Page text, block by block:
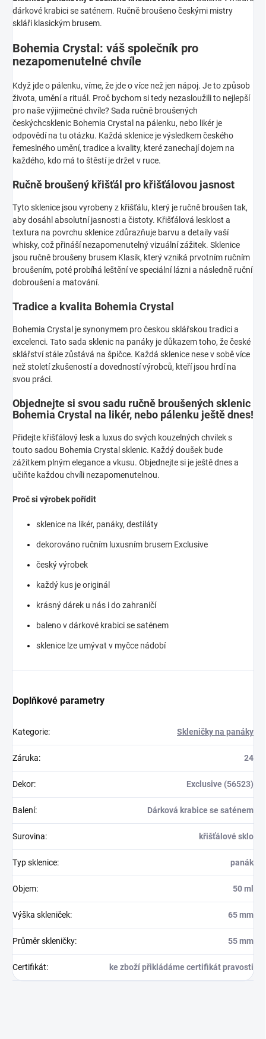
dárkové krabici se saténem. Ručně broušeno českými mistry
skláři klasickým brusem.
Bohemia Crystal: váš společník pro
nezapomenutelné chvíle
Když jde o pálenku, víme, že jde o více než jen nápoj. Je to způsob
života, umění a rituál. Proč bychom si tedy nezasloužili to nejlepší
pro naše výjimečné chvíle? Sada ručně broušených
českýchcsklenic Bohemia Crystal na pálenku, nebo likér je
odpovědí na tu otázku. Každá sklenice je výsledkem českého
řemeslného umění, tradice a kvality, které zanechají dojem na
každého, kdo má to štěstí je držet v ruce.
Ručně broušený křišťál pro křišťálovou jasnost
Tyto sklenice jsou vyrobeny z křišťálu, který je ručně broušen tak,
aby dosáhl absolutní jasnosti a čistoty. Křišťálová lesklost a
textura na povrchu sklenice zdůrazňuje barvu a detaily vaší
whisky, což přináší nezapomenutelný vizuální zážitek. Sklenice
jsou ručně broušeny brusem Klasik, který vzniká prvotním ručním
broušením, poté probíhá leštění ve speciální lázni a následně ruční
dobroušení a matování.
Tradice a kvalita Bohemia Crystal
Bohemia Crystal je synonymem pro českou sklářskou tradici a
excelenci. Tato sada sklenic na panáky je důkazem toho, že české
sklářství stále zůstává na špičce. Každá sklenice nese v sobě více
než století zkušeností a dovedností výrobců, kteří jsou hrdí na
svou práci.
Objednejte si svou sadu ručně broušených sklenic
Bohemia Crystal na likér, nebo pálenku ještě dnes!
Přidejte křišťálový lesk a luxus do svých kouzelných chvilek s
touto sadou Bohemia Crystal sklenic. Každý doušek bude
zážitkem plným elegance a vkusu. Objednejte si je ještě dnes a
učiňte každou chvíli nezapomenutelnou.
Proč si výrobek pořídit
sklenice na likér, panáky, destiláty
dekorováno ručním luxusním brusem Exclusive
český výrobek
každý kus je originál
krásný dárek u nás i do zahraničí
baleno v dárkové krabici se saténem
sklenice lze umývat v myčce nádobí
Doplňkové parametry
Kategorie: Skleničky na panáky
Záruka: 24
Dekor: Exclusive (56523)
Balení: Dárková krabice se saténem
Surovina: křišťálové sklo
Typ sklenice: panák
Objem: 50 ml
Výška skleniček: 65 mm
Průměr skleničky: 55 mm
Certifikát: ke zboží přikládáme certifikát pravosti